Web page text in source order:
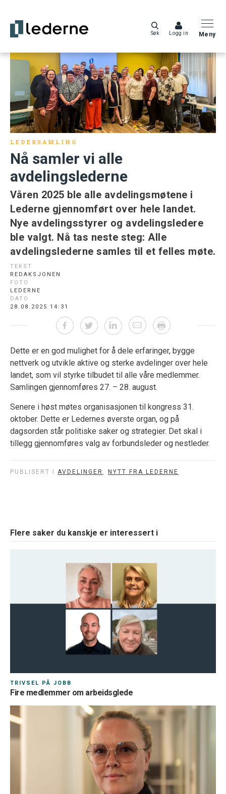
Søk Logg in Meny
LEDERSAMLING
Nå samler vi alle
avdelingslederne
Våren 2025 ble alle avdelingsmøtene i
Lederne gjennomført over hele landet.
Nye avdelingsstyrer og avdelingsledere
ble valgt. Nå tas neste steg: Alle
avdelingslederne samles til et felles møte.
TEKST
REDAKSJONEN
FOTO
LEDERNE
DATO
28.08.2025 14:31
Dette er en god mulighet for å dele erfaringer, bygge
nettverk og utvikle aktive og sterke avdelinger over hele
landet, som vil styrke tilbudet til alle våre medlemmer.
Samlingen gjennomføres 27. – 28. august.
Senere i høst møtes organisasjonen til kongress 31.
oktober. Dette er Ledernes øverste organ, og på
dagsorden står politiske saker og strategier. Det skal i
tillegg gjennomføres valg av forbundsleder og nestleder.
PUBLISERT I AVDELINGER , NYTT FRA LEDERNE
Flere saker du kanskje er interessert i
TRIVSEL PÅ JOBB
Fire medlemmer om arbeidsglede